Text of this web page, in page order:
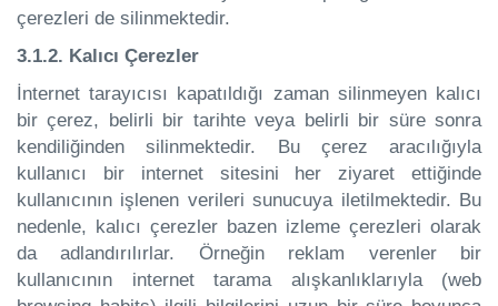
çerezleri de silinmektedir.
3.1.2. Kalıcı Çerezler
İnternet tarayıcısı kapatıldığı zaman silinmeyen kalıcı
bir çerez, belirli bir tarihte veya belirli bir süre sonra
kendiliğinden silinmektedir. Bu çerez aracılığıyla
kullanıcı bir internet sitesini her ziyaret ettiğinde
kullanıcının işlenen verileri sunucuya iletilmektedir. Bu
nedenle, kalıcı çerezler bazen izleme çerezleri olarak
da adlandırılırlar. Örneğin reklam verenler bir
kullanıcının internet tarama alışkanlıklarıyla (web